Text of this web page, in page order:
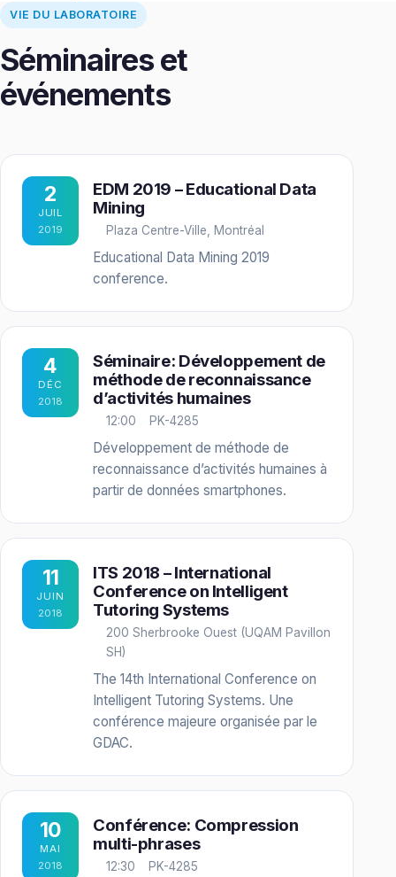
VIE DU LABORATOIRE
Séminaires et
événements
2
JUIL
2019
EDM 2019 – Educational Data
Mining
Plaza Centre-Ville, Montréal
Educational Data Mining 2019
conference.
4
DÉC
2018
Séminaire: Développement de
méthode de reconnaissance
d’activités humaines
12:00 PK-4285
Développement de méthode de
reconnaissance d’activités humaines à
partir de données smartphones.
11
JUIN
2018
ITS 2018 – International
Conference on Intelligent
Tutoring Systems
200 Sherbrooke Ouest (UQAM Pavillon
SH)
The 14th International Conference on
Intelligent Tutoring Systems. Une
conférence majeure organisée par le
GDAC.
10
MAI
2018
Conférence: Compression
multi-phrases
12:30 PK-4285